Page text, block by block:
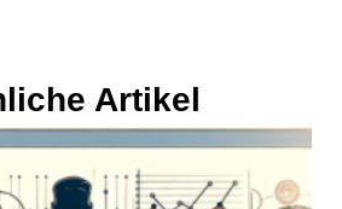
Artikel